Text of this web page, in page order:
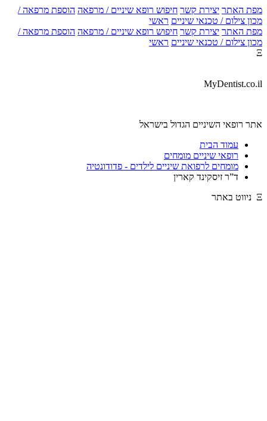
מפת האתר יצירת קשר חיפוש רופא שיניים / מרפאה הוספת מרפאה /
מכון צילום / טכנאי שיניים ראשי
מפת האתר יצירת קשר חיפוש רופא שיניים / מרפאה הוספת מרפאה /
מכון צילום / טכנאי שיניים ראשי
Ξ
MyDentist.co.il
אתר רופאי השיניים הגדול בישראל
עמוד הבית
רופאי שיניים מומחים
מומחים לרפואת שיניים לילדים - פדודונטיה
ד”ר זיסקינד קארין
Ξ ניווט באתר